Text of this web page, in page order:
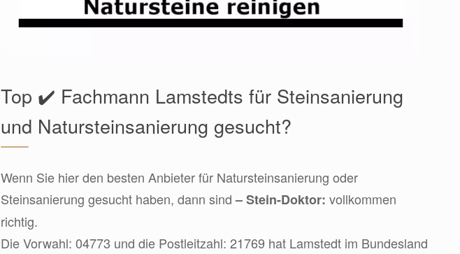
Top ✔️ Fachmann Lamstedts für Steinsanierung
und Natursteinsanierung gesucht?
Wenn Sie hier den besten Anbieter für Natursteinsanierung oder
Steinsanierung gesucht haben, dann sind– Stein-Doktor: vollkommen
richtig.
Die Vorwahl: 04773 und die Postleitzahl: 21769 hat Lamstedt im Bundesland